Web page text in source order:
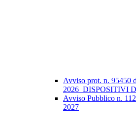
Avviso prot. n. 95450
2026_DISPOSITIVI
Avviso Pubblico n.
2027